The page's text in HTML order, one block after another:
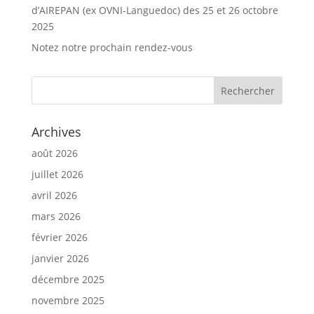
d’AIREPAN (ex OVNI-Languedoc) des 25 et 26 octobre
2025
Notez notre prochain rendez-vous
Archives
août 2026
juillet 2026
avril 2026
mars 2026
février 2026
janvier 2026
décembre 2025
novembre 2025